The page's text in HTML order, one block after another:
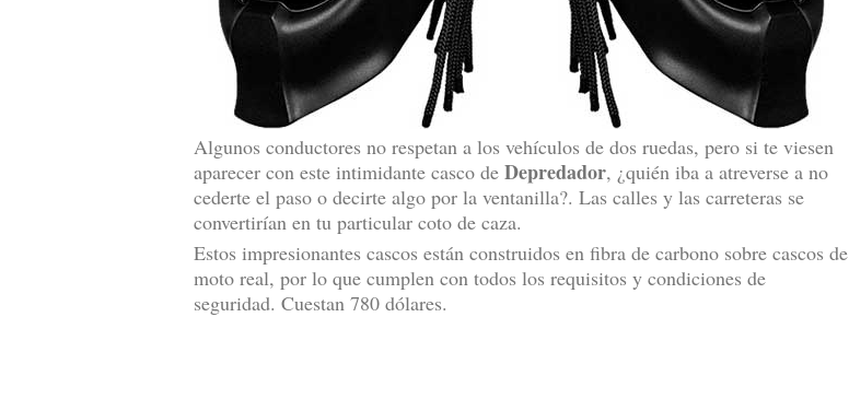
Algunos conductores no respetan a los vehículos de dos ruedas, pero si te viesen
aparecer con este intimidante casco de Depredador, ¿quién iba a atreverse a no
cederte el paso o decirte algo por la ventanilla?. Las calles y las carreteras se
convertirían en tu particular coto de caza.
Estos impresionantes cascos están construidos en fibra de carbono sobre cascos de
moto real, por lo que cumplen con todos los requisitos y condiciones de
seguridad. Cuestan 780 dólares.